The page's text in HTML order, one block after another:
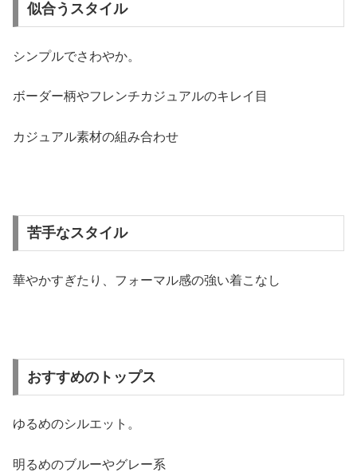
似合うスタイル
シンプルでさわやか。
ボーダー柄やフレンチカジュアルのキレイ目
カジュアル素材の組み合わせ
苦手なスタイル
華やかすぎたり、フォーマル感の強い着こなし
おすすめのトップス
ゆるめのシルエット。
明るめのブルーやグレー系